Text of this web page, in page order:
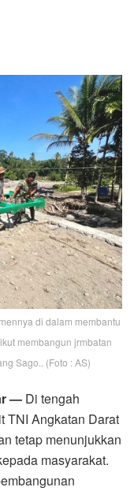
di dalam membantu
membangun jrmbatan
Sago.. (Foto : AS)
— Di tengah
TNI Angkatan Darat
tetap menunjukkan
masyarakat.